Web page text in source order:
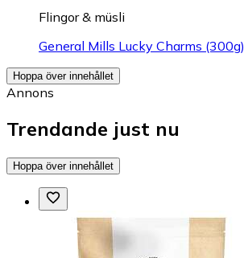
Flingor & müsli
General Mills Lucky Charms (300g)
Hoppa över innehållet
Annons
Trendande just nu
Hoppa över innehållet